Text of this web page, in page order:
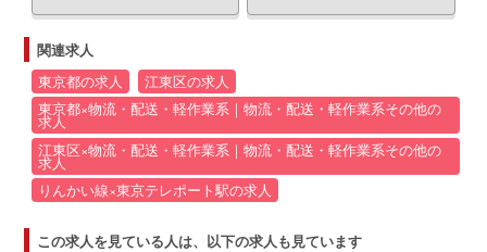
関連求人
東京都の求人
江東区の求人
東京都×物流・配送・軽作業系｜物流・配送・軽作業系その他の
求人
江東区×物流・配送・軽作業系｜物流・配送・軽作業系その他の
求人
りんかい線×東京テレポート駅の求人
この求人を見ている人は、以下の求人も見ています